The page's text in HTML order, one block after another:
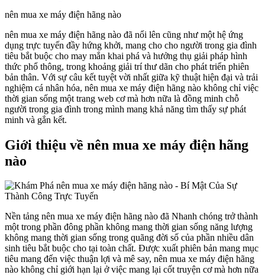
nên mua xe máy điện hãng nào
nên mua xe máy điện hãng nào đã nổi lên cũng như một hệ ứng
dụng trực tuyến đầy hứng khởi, mang cho cho người trong gia đình
tiêu bắt buộc cho may mắn khai phá và hưởng thụ giải pháp hình
thức phổ thông, trong khoảng giải trí thư dãn cho phát triển phiên
bản thân. Với sự câu kết tuyệt vời nhất giữa kỹ thuật hiện đại và trải
nghiệm cá nhân hóa, nên mua xe máy điện hãng nào không chỉ việc
thời gian sống một trang web cơ mà hơn nữa là đồng minh chỗ
người trong gia đình trong mình mang khả năng tìm thấy sự phát
minh và gắn kết.
Giới thiệu về nên mua xe máy điện hãng
nào
Nền tảng nên mua xe máy điện hãng nào đã Nhanh chóng trở thành
một trong phần đông phần không mang thời gian sống năng lượng
không mang thời gian sống trong quãng đời số của phần nhiều dân
sinh tiêu bắt buộc cho tại toàn chất. Được xuất phiên bản mang mục
tiêu mang đến việc thuận lợi và mê say, nên mua xe máy điện hãng
nào không chỉ giới hạn lại ở việc mang lại cốt truyện cơ mà hơn nữa